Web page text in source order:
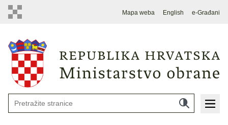
Mapa weba English e-Građani